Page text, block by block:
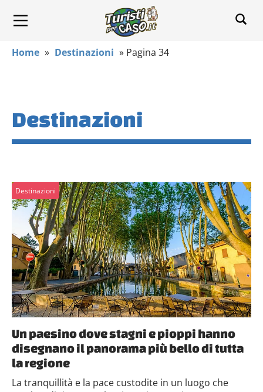
Home » Destinazioni » Pagina 34
Destinazioni
Destinazioni
Un paesino dove stagni e pioppi hanno
disegnano il panorama più bello di tutta
la regione
La tranquillità e la pace custodite in un luogo che